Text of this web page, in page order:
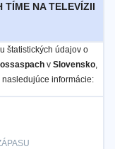
TÍME NA TELEVÍZII
štatistických údajov o
v Slovensko,
informácie: